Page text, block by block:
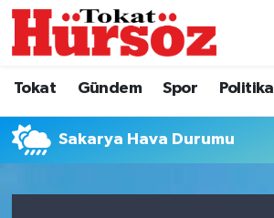
Tokat Gündem Spor Politika
Sakarya Hava Durumu
Türkiye Gündemi
Gündem
Hava Durumu
Tokat Namaz Vakitleri